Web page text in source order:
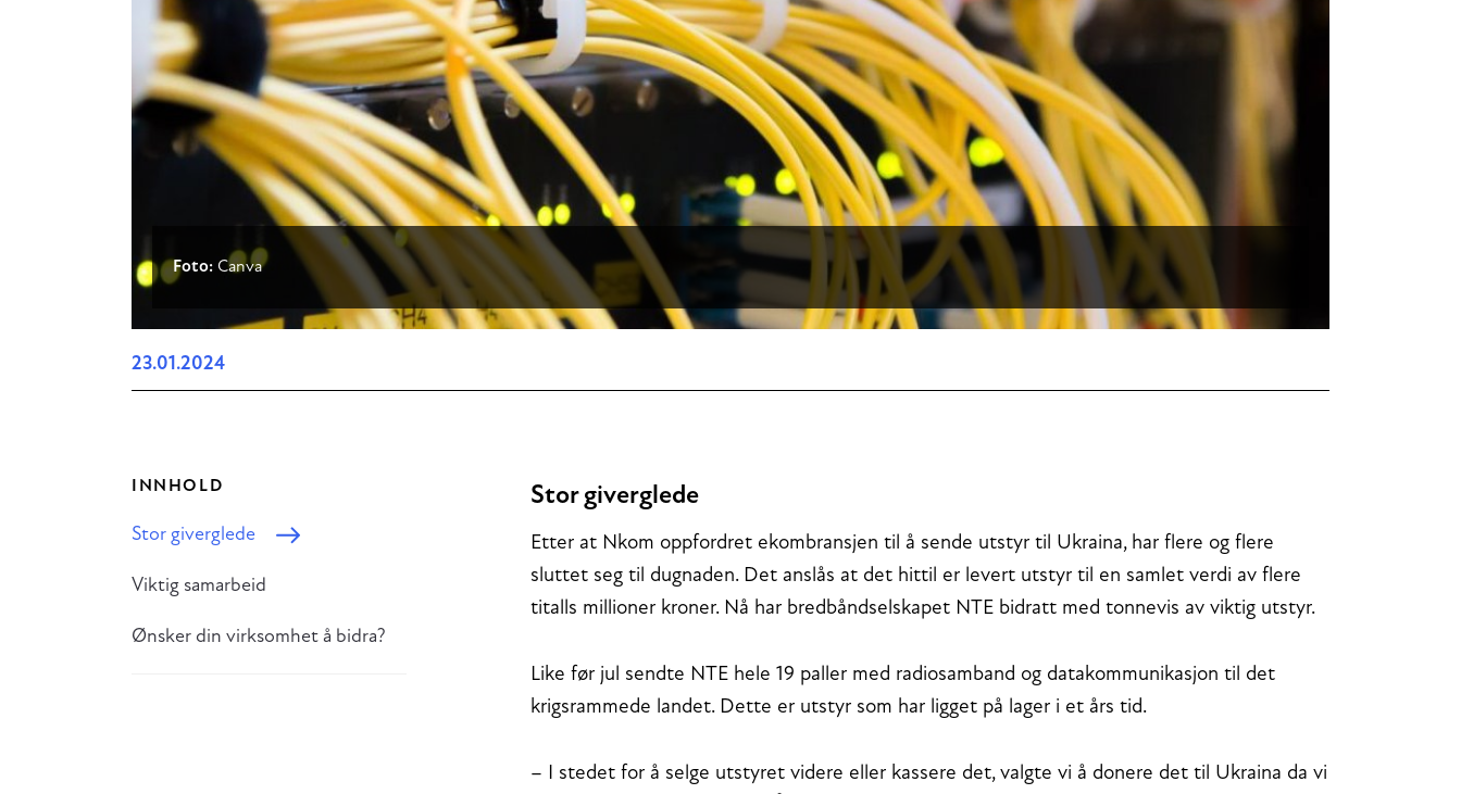
Foto: Canva
23.01.2024
INNHOLD
Stor giverglede
Viktig samarbeid
Ønsker din virksomhet å bidra?
Stor giverglede
Etter at Nkom oppfordret ekombransjen til å sende utstyr til Ukraina, har flere og flere
sluttet seg til dugnaden. Det anslås at det hittil er levert utstyr til en samlet verdi av flere
titalls millioner kroner. Nå har bredbåndselskapet NTE bidratt med tonnevis av viktig utstyr.
Like før jul sendte NTE hele 19 paller med radiosamband og datakommunikasjon til det
krigsrammede landet. Dette er utstyr som har ligget på lager i et års tid.
– I stedet for å selge utstyret videre eller kassere det, valgte vi å donere det til Ukraina da vi